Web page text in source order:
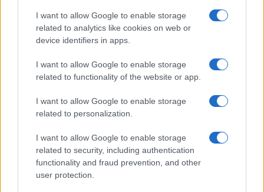
I want to allow Google to enable storage
related to analytics like cookies on web or
device identifiers in apps.
I want to allow Google to enable storage
related to functionality of the website or app.
I want to allow Google to enable storage
related to personalization.
I want to allow Google to enable storage
related to security, including authentication
functionality and fraud prevention, and other
user protection.
MOTORI